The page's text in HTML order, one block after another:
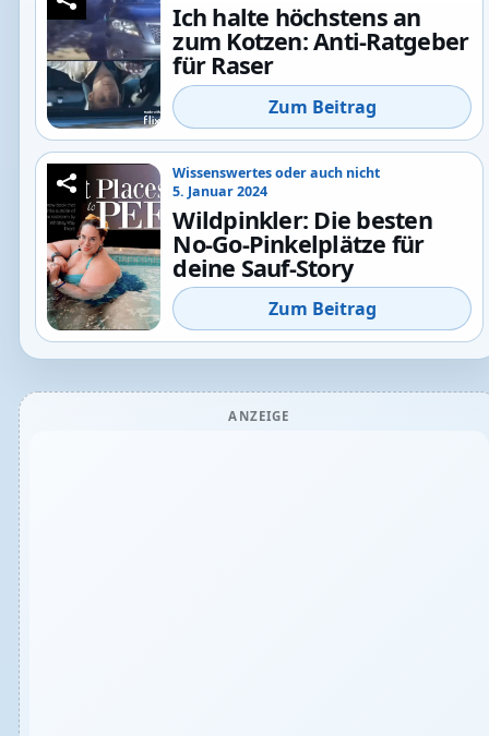
Ich halte höchstens an
zum Kotzen: Anti-Ratgeber
für Raser
Zum Beitrag
Wissenswertes oder auch nicht
5. Januar 2024
Wildpinkler: Die besten
No-Go-Pinkelplätze für
deine Sauf-Story
Zum Beitrag
ANZEIGE